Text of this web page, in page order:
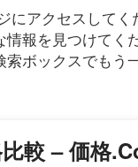
にアクセスしてく
報を見つけてく
ボックスでもう
較 – 価格